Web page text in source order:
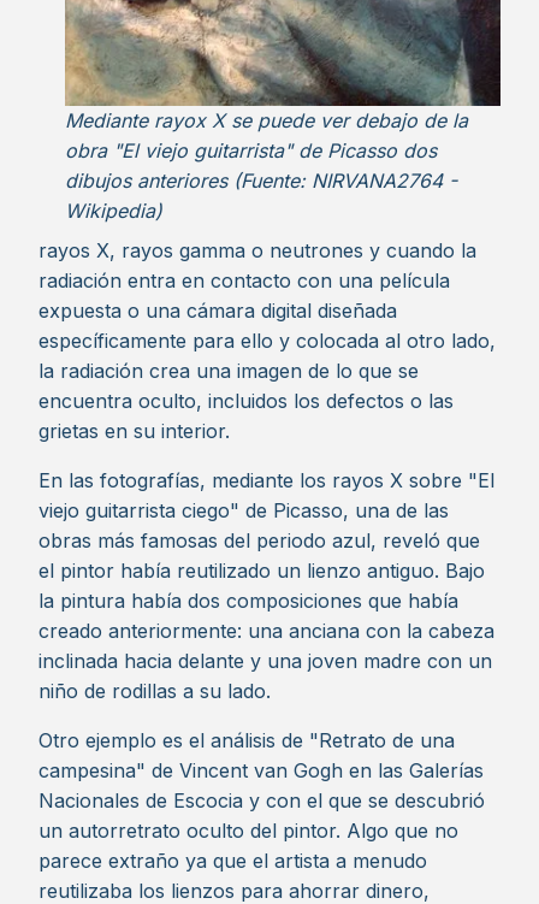
Mediante rayox X se puede ver debajo de la
obra "El viejo guitarrista" de Picasso dos
dibujos anteriores (Fuente: NIRVANA2764 -
Wikipedia)
rayos X, rayos gamma o neutrones y cuando la
radiación entra en contacto con una película
expuesta o una cámara digital diseñada
específicamente para ello y colocada al otro lado,
la radiación crea una imagen de lo que se
encuentra oculto, incluidos los defectos o las
grietas en su interior.
En las fotografías, mediante los rayos X sobre "El
viejo guitarrista ciego" de Picasso, una de las
obras más famosas del periodo azul, reveló que
el pintor había reutilizado un lienzo antiguo. Bajo
la pintura había dos composiciones que había
creado anteriormente: una anciana con la cabeza
inclinada hacia delante y una joven madre con un
niño de rodillas a su lado.
Otro ejemplo es el análisis de "Retrato de una
campesina" de Vincent van Gogh en las Galerías
Nacionales de Escocia y con el que se descubrió
un autorretrato oculto del pintor. Algo que no
parece extraño ya que el artista a menudo
reutilizaba los lienzos para ahorrar dinero,